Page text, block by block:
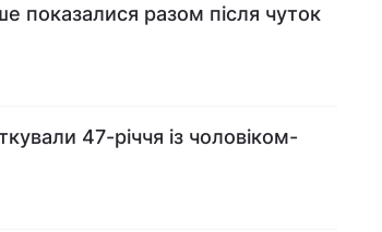
показалися разом після чуток
47-річчя із чоловіком-